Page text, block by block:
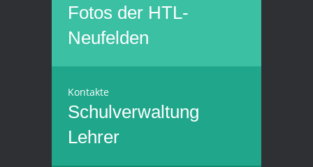
Fotos der HTL-
Neufelden
Kontakte
Schulverwaltung
Lehrer